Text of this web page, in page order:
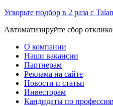
Ускорьте подбор в 2 раза с
Автоматизируйте сбор
О компании
Наши вакансии
Партнерам
Реклама на сайте
Новости и статьи
Инвесторам
Кандидаты по